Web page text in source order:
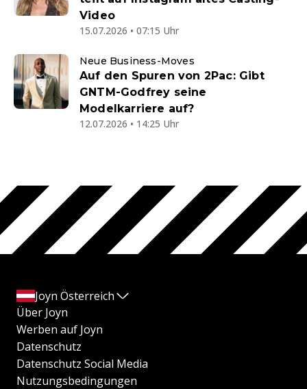
Video
15.07.2026 • 07:15 Uhr
Neue Business-Moves
Auf den Spuren von 2Pac: Gibt
GNTM-Godfrey seine
Modelkarriere auf?
12.07.2026 • 14:25 Uhr
Joyn Österreich
Über Joyn
Werben auf Joyn
Datenschutz
Datenschutz Social Media
Nutzungsbedingungen